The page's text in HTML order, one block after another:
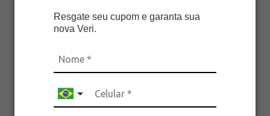
Resgate seu cupom e garanta sua
nova Veri.